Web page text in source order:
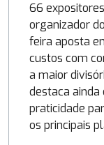
66
organizador
feira aposta
custos com
a maior
destaca
praticidade
os principais